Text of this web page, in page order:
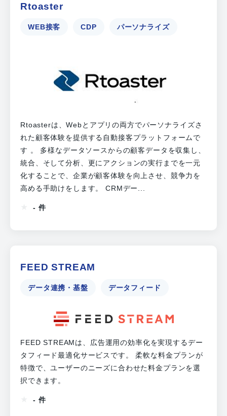
Rtoaster
WEB接客 CDP パーソナライズ
Rtoasterは、Webとアプリの両方でパーソナライズさ
れた顧客体験を提供する自動接客プラットフォームで
す​ 。 多様なデータソースからの顧客データを収集し、
統合、そして分析、更にアクションの実行までを一元
化することで、企業が顧客体験を向上させ、競争力を
高める手助けをします。 CRMデー...
- 件
FEED STREAM
データ連携・基盤 データフィード
FEED STREAMは、広告運用の効率化を実現するデー
タフィード最適化サービスです。 柔軟な料金プランが
特徴で、ユーザーのニーズに合わせた料金プランを選
択できます。
- 件